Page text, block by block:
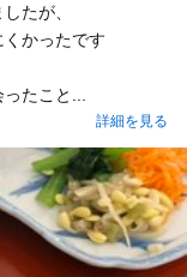
たが、
かったです
たこと...
詳細を見る